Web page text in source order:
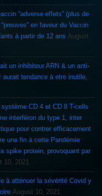
“adverse effets” (plus de
en faveur du Vaccin
à partir de 12 ans August
un inhibiteur ARN & un anti-
tendance à etre inutile,
interféron du type 1, inter
pour contrer efficacement
une fin à cette Pandémie
spike protein, provoquant par
10, 2021
à atténuer la sévérité Covid y
August 10, 2021